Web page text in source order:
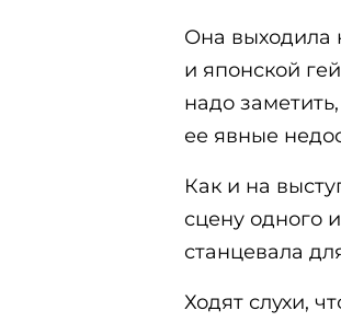
Она выходила
и японской
надо
ее явные
Как и на
сцену одного
станцевала
Ходят слухи,